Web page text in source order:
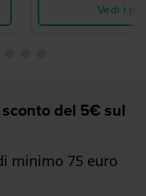
Vedi i
del 5€ sul
minimo 75 euro